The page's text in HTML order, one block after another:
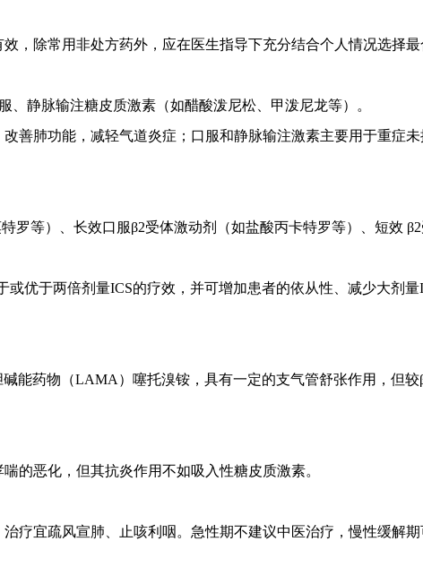
，除常用非处方药外，应在医生指导下充分结合个人情况选择最
静脉输注糖皮质激素（如醋酸泼尼松、甲泼尼龙等）。
善肺功能，减轻气道炎症；口服和静脉输注激素主要用于重症
罗等）、长效口服β2受体激动剂（如盐酸丙卡特罗等）、短效 β2
优于两倍剂量ICS的疗效，并可增加患者的依从性、减少大剂量
能药物（LAMA）噻托溴铵，具有一定的支气管舒张作用，但较
的恶化，但其抗炎作用不如吸入性糖皮质激素。
疗宜疏风宣肺、止咳利咽。急性期不建议中医治疗，慢性缓解